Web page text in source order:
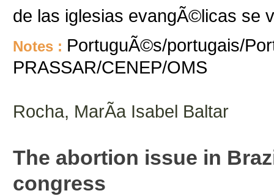
de las iglesias evangÃ©licas se
Notes : PortuguÃ©s/portugais/
PRASSAR/CENEP/OMS
Rocha, MarÃ­a Isabel Baltar
The abortion issue in
congress